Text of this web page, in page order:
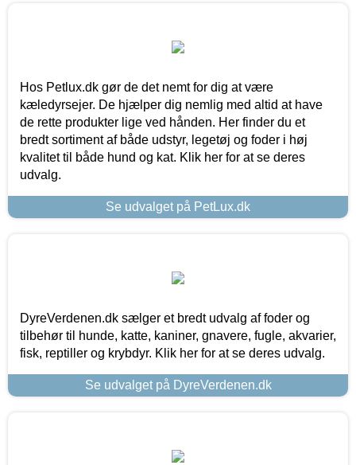
Hos Petlux.dk gør de det nemt for dig at være
kæledyrsejer. De hjælper dig nemlig med altid at have
de rette produkter lige ved hånden. Her finder du et
bredt sortiment af både udstyr, legetøj og foder i høj
kvalitet til både hund og kat. Klik her for at se deres
udvalg.
Se udvalget på PetLux.dk
DyreVerdenen.dk sælger et bredt udvalg af foder og
tilbehør til hunde, katte, kaniner, gnavere, fugle, akvarier,
fisk, reptiller og krybdyr. Klik her for at se deres udvalg.
Se udvalget på DyreVerdenen.dk